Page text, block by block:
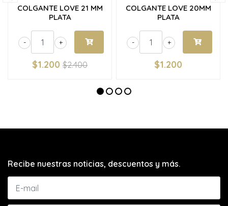
COLGANTE LOVE 21 MM
PLATA
+
-
$1.200 $2.400
COLGANTE LOVE 20MM
PLATA
+
-
$1.200
Recibe nuestras noticias, descuentos y más.